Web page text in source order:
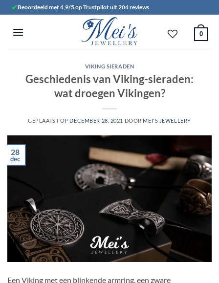
naar
inhoud
✔Beoordeeld met 4,9/5 op Trustpilot uit 204 reviews
0
VIKING SIERADEN
Geschiedenis van Viking-sieraden:
wat droegen Vikingen?
GEPLAATST OP DECEMBER 28, 2021 DOOR MEI'S JEWELLERY
28
dec
Een Viking met een blinkende armring, een zware